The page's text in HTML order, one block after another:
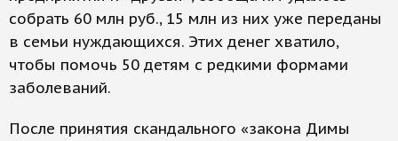
собрать 60 млн руб., 15 млн из них уже переданы
в семьи нуждающихся. Этих денег хватило,
чтобы помочь 50 детям с редкими формами
заболеваний.
После принятия скандального «закона Димы